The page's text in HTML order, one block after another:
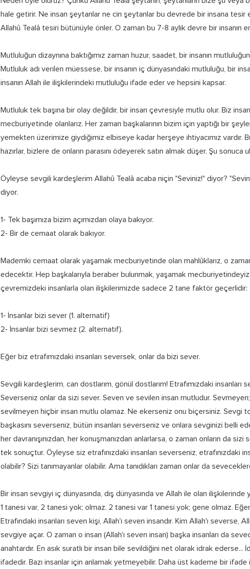
hale getirir. Ne insan şeytanlar ne cin şeytanlar bu devrede bir insana tesir
Allahû Tealâ tesiri bütünüyle önler. O zaman bu 7-8 aylık devre bir insanın
Mutluluğun dizaynına baktığımız zaman huzur, saadet, bir insanın
Mutluluk adı verilen müessese, bir insanın iç dünyasındaki mutluluğu, bir
insanın Allah ile ilişkilerindeki mutluluğu ifade eder ve hepsini kapsar.
Mutluluk tek başına bir olay değildir, bir insan çevresiyle mutlu olur. Biz
mecburiyetinde olanlarız. Her zaman başkalarının bizim için yaptığı bir
yemekten üzerimize giydiğimiz elbiseye kadar herşeye ihtiyacımız vardır.
hazırlar, bizlere de onların parasını ödeyerek satın almak düşer. Şu sonuca
Öyleyse sevgili kardeşlerim Allahû Tealâ acaba niçin "Seviniz!" diyor?
diyor.
1- Tek başımıza bizim açımızdan olaya bakıyor.
2- Bir de cemaat olarak bakıyor.
Mademki cemaat olarak yaşamak mecburiyetinde olan mahlûklarız, o
edecektir. Hep başkalarıyla beraber bulunmak, yaşamak
çevremizdeki insanlarla olan ilişkilerimizde sadece 2 tane faktör geçerlidir:
1- İnsanlar bizi sever (1. alternatif)
2- İnsanlar bizi sevmez (2. alternatif).
Eğer biz etrafımızdaki insanları seversek, onlar da bizi sever.
Sevgili kardeşlerim, can dostlarım, gönül dostlarım! Etrafımızdaki insanları
Severseniz onlar da sizi sever. Seven ve sevilen insan mutludur.
sevilmeyen hiçbir insan mutlu olamaz. Ne ekerseniz onu biçersiniz. Sevgi
başkasını severseniz, bütün insanları severseniz ve onlara sevginizi belli
her davranışınızdan, her konuşmanızdan anlarlarsa, o zaman onların da
tek sonuçtur. Öyleyse siz etrafınızdaki insanları severseniz, etrafınızdaki
olabilir? Sizi tanımayanlar olabilir. Ama tanıdıkları zaman onlar da
Bir insan sevgiyi iç dünyasında, dış dünyasında ve Allah ile olan ilişkilerinde
1 tanesi var, 2 tanesi yok; olmaz. 2 tanesi var 1 tanesi yok; gene olmaz.
Etrafındaki insanları seven kişi, Allah'ı seven insandır. Kim Allah'ı severse,
sevgiye açar. O zaman o insan (Allah'ı seven insan) başka insanları da
anahtardır. En asık suratlı bir insan bile sevildiğini net olarak idrak
ifadedir. Bazı insanlar için anlamak yetmeyebilir. Daha üst kademe bir ifade